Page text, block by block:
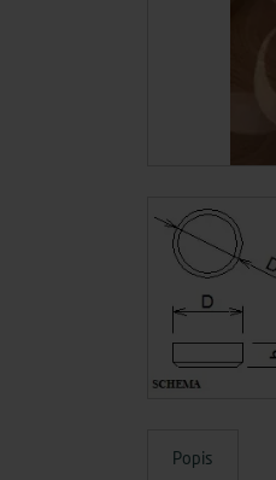
Popis